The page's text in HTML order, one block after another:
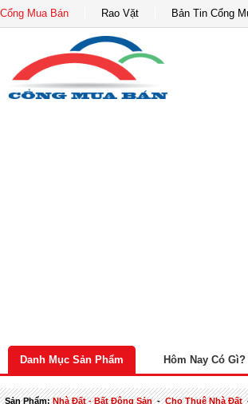
Cổng Mua Bán Rao Vặt Bản Tin Cổng
Danh Mục Sản Phẩm Hôm Nay Có Gì?
Sản Phẩm:Nhà Đất - Bất Động Sản-Cho Thuê Nhà Đất